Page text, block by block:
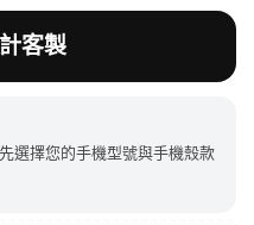
客製
選擇您的手機型號與手機殼款